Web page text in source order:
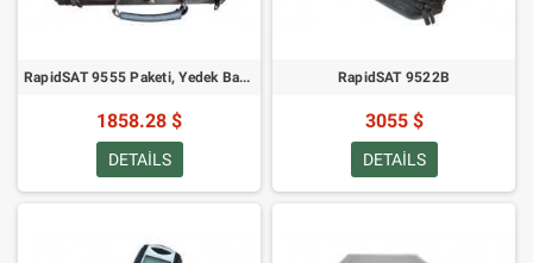
RapidSAT 9555 Paketi, Yedek Batarya Dahil
1858.28 $
DETAILS
RapidSAT 9522B
3055 $
DETAILS